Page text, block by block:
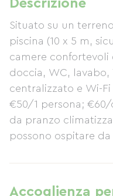
Descrizione
Situato su un
piscina (10 x 5 m,
camere confortevoli
doccia, WC, lavabo,
centralizzato e Wi-
€50/1 persona;
da pranzo
possono ospitare da
propri pasti in loco.
Accoglienza